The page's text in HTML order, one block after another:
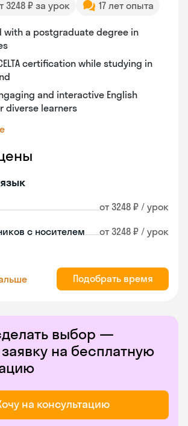
3248 ₽ за урок 17 лет опыта
with a postgraduate degree in
certification while studying in
and interactive English
diverse learners
от 3248 ₽ / урок
с носителем от 3248 ₽ / урок
Подобрать время
выбор —
заявку на бесплатную
на консультацию